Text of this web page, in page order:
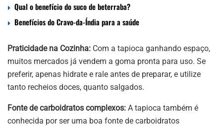
Qual o benefício do suco de beterraba?
Benefícios do Cravo-da-Índia para a saúde
Praticidade na Cozinha: Com a tapioca ganhando espaço,
muitos mercados já vendem a goma pronta para uso. Se
preferir, apenas hidrate e rale antes de preparar, e utilize
tanto recheios doces, quanto salgados.
Fonte de carboidratos complexos: A tapioca também é
conhecida por ser uma boa fonte de carboidratos